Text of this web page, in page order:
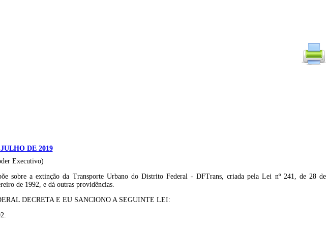
DE 2019
Executivo)
sobre a extinção da Transporte Urbano do Distrito Federal - DFTrans, criada pela Lei nº 241, de 28 de
de 1992, e dá outras providências.
DECRETA E EU SANCIONO A SEGUINTE LEI: